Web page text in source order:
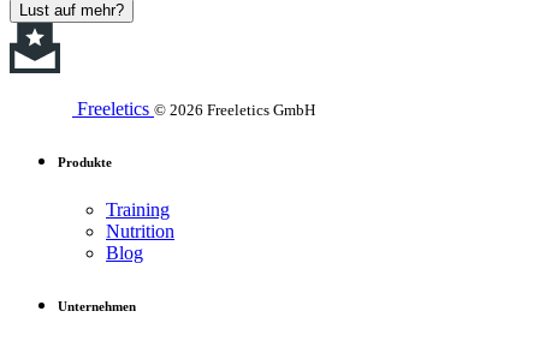
Lust auf mehr?
Freeletics © 2026 Freeletics GmbH
Produkte
Training
Nutrition
Blog
Unternehmen